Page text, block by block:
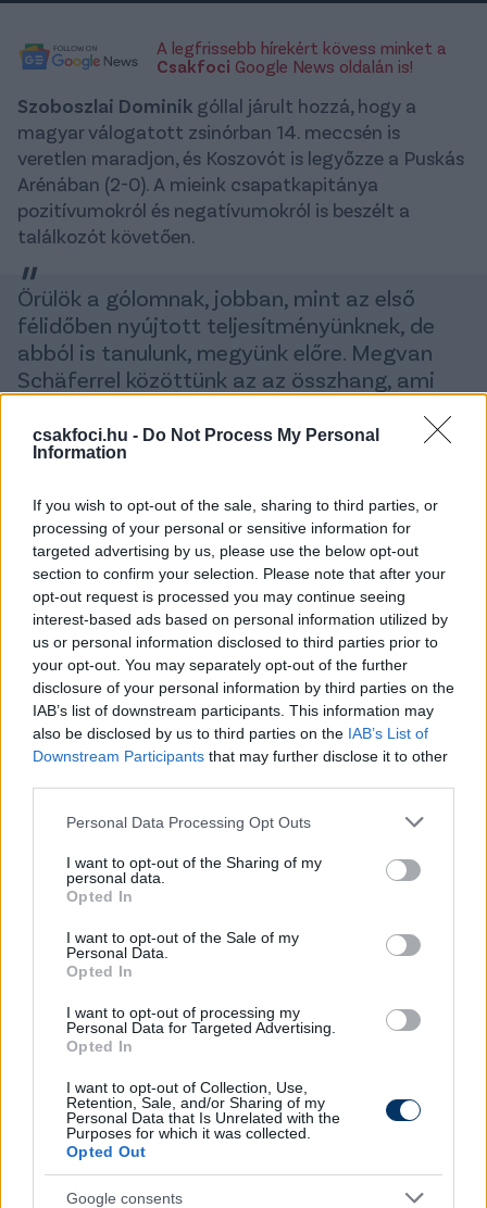
csakfoci.hu - Do Not Process My Personal
Information
If you wish to opt-out of the sale, sharing to third parties, or
processing of your personal or sensitive information for
targeted advertising by us, please use the below opt-out
section to confirm your selection. Please note that after your
opt-out request is processed you may continue seeing
interest-based ads based on personal information utilized by
us or personal information disclosed to third parties prior to
your opt-out. You may separately opt-out of the further
disclosure of your personal information by third parties on the
IAB’s list of downstream participants. This information may
also be disclosed by us to third parties on the IAB’s List of
Downstream Participants that may further disclose it to other
Please note that this website/app uses one or more Google
not limited to your visit or usage behaviour. You may click to
grant or deny consent to Google and its third-party tags to
use your data for below specified purposes in below Google
consent section.
Personal Data Processing Opt Outs
I want to opt-out of the Sharing of my
personal data.
Opted In
I want to opt-out of the Sale of my
Personal Data.
Opted In
I want to opt-out of processing my
Personal Data for Targeted Advertising.
Opted In
I want to opt-out of Collection, Use,
Retention, Sale, and/or Sharing of my
Personal Data that Is Unrelated with the
Purposes for which it was collected.
Opted Out
Google consents
A legfrissebb hírekért kövess minket a
Csakfoci Google News oldalán is!
Szoboszlai Dominik góllal járult hozzá, hogy a
magyar válogatott zsinórban 14. meccsén is
veretlen maradjon, és Koszovót is legyőzze a Puskás
Arénában (2-0). A mieink csapatkapitánya
pozitívumokról és negatívumokról is beszélt a
találkozót követően.
Örülök a gólomnak, jobban, mint az első
félidőben nyújtott teljesítményünknek, de
abból is tanulunk, megyünk előre. Megvan
Schäferrel közöttünk az az összhang, ami
a másikat, jó közösség vagyunk, emiatt
vagyunk ilyen sikeresek
- mondta Szoboszlai azM4 Sportnak, és arra is
reagált, milyen érzés, amikor a szurkolók a nevét
skandálják.
- Nagyon örülök neki, őszinte leszek, ki is rázott a
hideg. Innen is mindenkinek köszönöm, remélem,
még sokszor fogják ezt megtenni.
A 23 éves labdarúgó azt is elárulta, mit érdemes
elvinni a hosszabb, válogatott meccsek nélküli
ebből a két meccsből is viszünk olyanokat tovább,
amik nem úgy sikerültek, ahogy vártuk, és olyanokat
a második félidőben nyújtott teljesítményünket.